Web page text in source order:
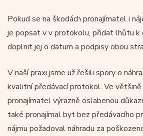
Pokud se na škodách pronajímatel i
je popsat v v protokolu, přidat lhůtu k
doplnit jej o datum a podpisy obou
V naší praxi jsme už řešili spory o
kvalitní předávací protokol. Ve
pronajímatel výrazně oslabenou
také pronajímal byt bez předávacího
nájmu požadoval náhradu za